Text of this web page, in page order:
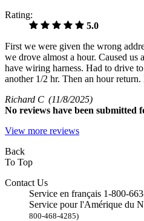
Rating:
5.0
First we were given the wrong
we drove almost a hour. Caused us
have wiring harness. Had to drive
another 1/2 hr. Then an hour
Richard C (11/8/2025)
No reviews have been submitted
View more reviews
Back
To Top
Contact Us
Service en français 1-800-
Service pour l'Amérique du
800-468-4285)